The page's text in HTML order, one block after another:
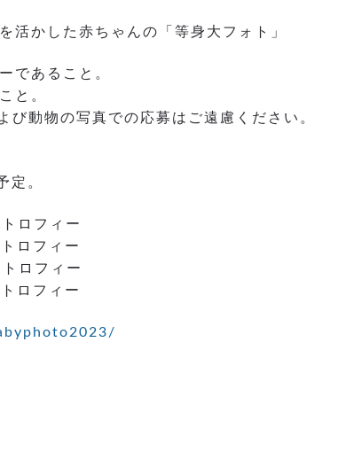
活かした赤ちゃんの「等身大フォト」
であること。
と。
動物の写真での応募はご遠慮ください。
定。
ロフィー
ロフィー
ロフィー
ロフィー